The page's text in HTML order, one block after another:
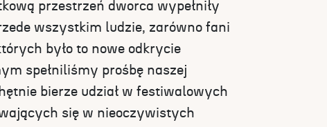
przestrzeń dworca wypełniły
wszystkim ludzie, zarówno fani
było to nowe odkrycie
spełniliśmy prośbę naszej
bierze udział w festiwalowych
się w nieoczywistych